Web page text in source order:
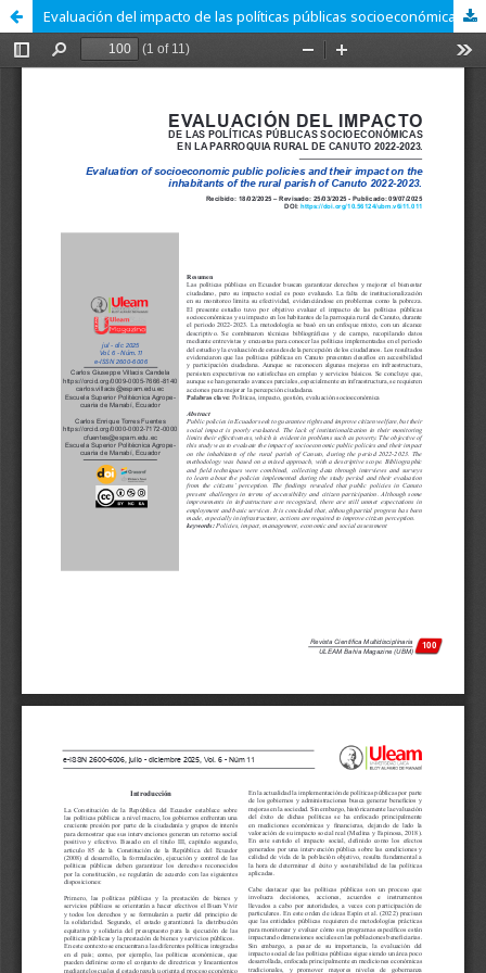
Evaluación del impacto de las políticas públicas socioeconómicas en la parroquia rural de Canuto 2022-2023.